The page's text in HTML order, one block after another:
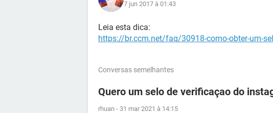
7 jun 2017 à 01:43
Leia esta dica:
https://br.ccm.net/faq/30918-como-obter-um-
Conversas semelhantes
Quero um selo de verificaçao do
rhuan - 31 mar 2021 à 14:15